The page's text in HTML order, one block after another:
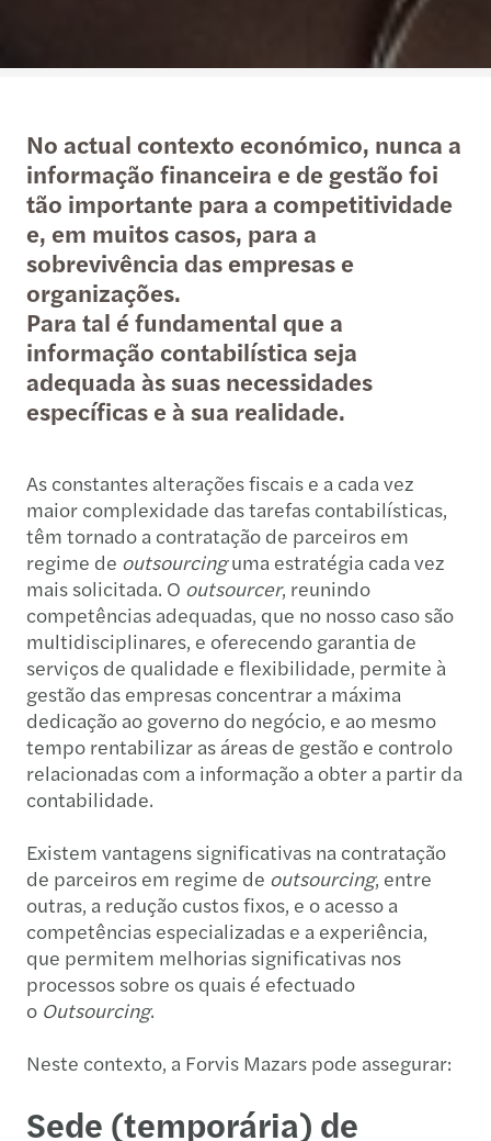
No actual contexto económico, nunca a
informação financeira e de gestão foi
tão importante para a competitividade
e, em muitos casos, para a
sobrevivência das empresas e
organizações.
Para tal é fundamental que a
informação contabilística seja
adequada às suas necessidades
específicas e à sua realidade.
As constantes alterações fiscais e a cada vez
maior complexidade das tarefas contabilísticas,
têm tornado a contratação de parceiros em
regime de outsourcinguma estratégia cada vez
mais solicitada. O outsourcer, reunindo
competências adequadas, que no nosso caso são
multidisciplinares, e oferecendo garantia de
serviços de qualidade e flexibilidade, permite à
gestão das empresas concentrar a máxima
dedicação ao governo do negócio, e ao mesmo
tempo rentabilizar as áreas de gestão e controlo
relacionadas com a informação a obter a partir da
contabilidade.
Existem vantagens significativas na contratação
de parceiros em regime de outsourcing, entre
outras, a redução custos fixos, e o acesso a
competências especializadas e a experiência,
que permitem melhorias significativas nos
processos sobre os quais é efectuado
o Outsourcing.
Neste contexto, a Forvis Mazars pode assegurar:
Sede (temporária) de